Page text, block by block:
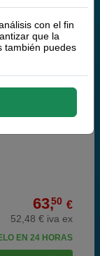
HP
63,50 €
52,48 € iva ex
EN 24 HORAS
con el fin
que la
también puedes